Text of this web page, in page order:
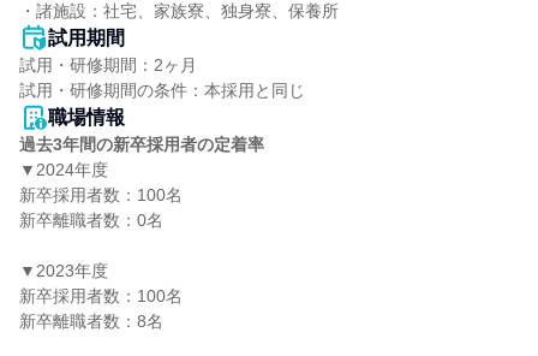
・諸施設：社宅、家族寮、独身寮、保養所
試用期間
試用・研修期間：2ヶ月
職場情報
過去3年間の新卒採用者の定着率
▼2024年度
新卒採用者数：100名
新卒離職者数：0名
▼2023年度
新卒採用者数：100名
新卒離職者数：8名